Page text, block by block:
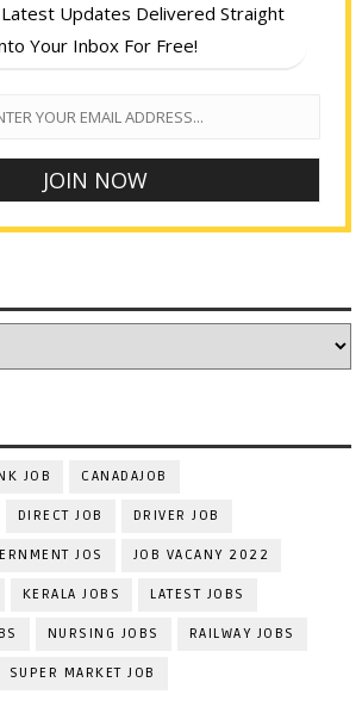
Updates Delivered Straight
Your Inbox For Free!
JOB CANADAJOB
DIRECT JOB DRIVER JOB
JOS JOB VACANY 2022
KERALA JOBS LATEST JOBS
NURSING JOBS RAILWAY JOBS
SUPER MARKET JOB